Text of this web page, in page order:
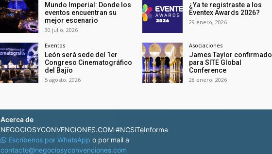
Mundo Imperial: Donde los
eventos encuentran su
mejor escenario
30 julio, 2026
Eventos
León será sede del 1er
Congreso Cinematográfico
del Bajío
5 agosto, 2026
¿Ya te registraste a los
Eventex Awards 2026?
29 enero, 2026
Asociaciones
James Taylor confirmado
para SITE Global
Conference
28 enero, 2026
Acerca de
NEGOCIOSYCONVENCIONES.COM #NCSíTeInforma
Escríbenos por WhatsApp o por mail a
contacto@negociosyconvenciones.com